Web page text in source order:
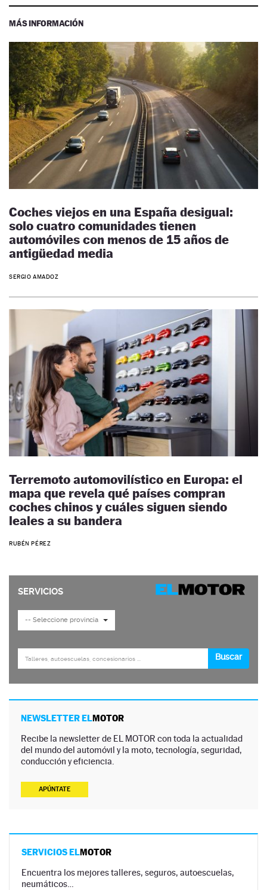
MÁS INFORMACIÓN
Coches viejos en una España desigual:
solo cuatro comunidades tienen
automóviles con menos de 15 años de
antigüedad media
SERGIO AMADOZ
Terremoto automovilístico en Europa: el
mapa que revela qué países compran
coches chinos y cuáles siguen siendo
leales a su bandera
RUBÉN PÉREZ
NEWSLETTER ELMOTOR
Recibe la newsletter de EL MOTOR con toda la actualidad
del mundo del automóvil y la moto, tecnología, seguridad,
conducción y eficiencia.
APÚNTATE
SERVICIOS ELMOTOR
Encuentra los mejores talleres, seguros, autoescuelas,
neumáticos…